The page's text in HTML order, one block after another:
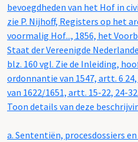
bevoegdheden van het Hof in
zie P. Nijhoff, Registers op het
voormalig Hof..., 1856, het
Staat der Vereenigde
blz. 160 vgl. Zie de Inleiding,
ordonnantie van 1547, artt. 6
van 1622/1651, artt. 15-22, 24-32.
Toon details van deze
a. Sententiën, procesdossiers